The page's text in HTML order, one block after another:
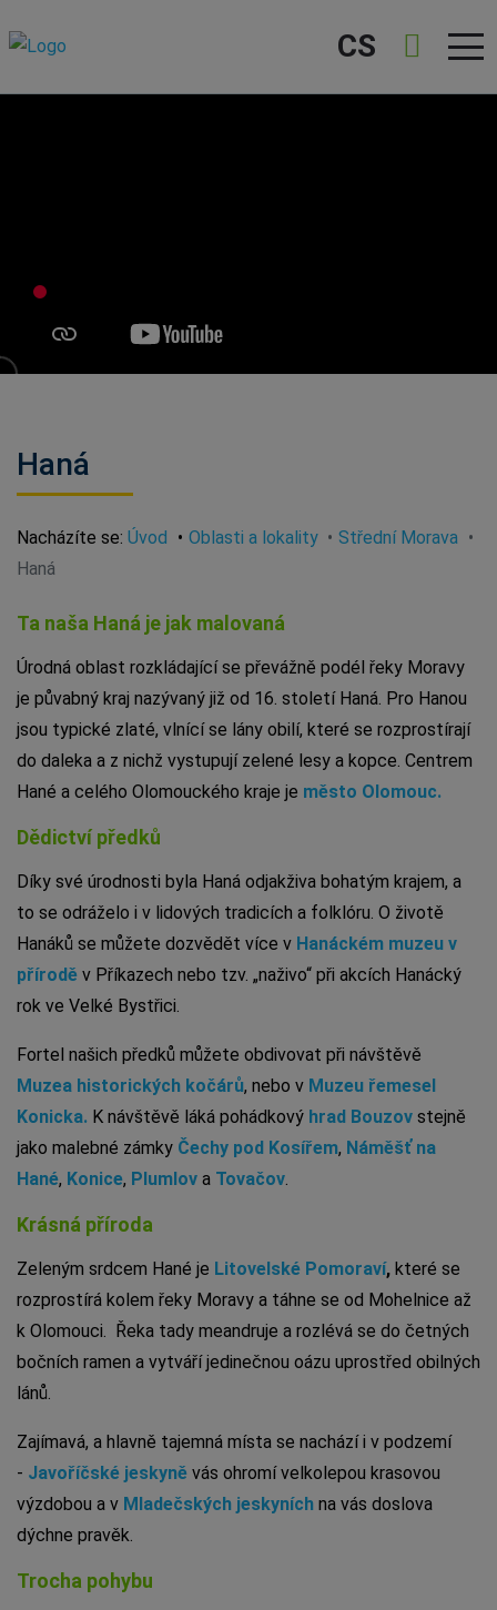
CS
Haná
Nacházíte se: Úvod Oblasti a lokality
Střední Morava
Haná
Ta naša Haná je jak malovaná
Úrodná oblast rozkládající se převážně podél řeky Moravy
je půvabný kraj nazývaný již od 16. století Haná. Pro Hanou
jsou typické zlaté, vlnící se lány obilí, které se rozprostírají
do daleka a z nichž vystupují zelené lesy a kopce. Centrem
Hané a celého Olomouckého kraje je město Olomouc.
Dědictví předků
Díky své úrodnosti byla Haná odjakživa bohatým krajem, a
to se odráželo i v lidových tradicích a folklóru. O životě
Hanáků se můžete dozvědět více v Hanáckém muzeu v
přírodě v Příkazech nebo tzv. „naživo“ při akcích Hanácký
rok ve Velké Bystřici.
Fortel našich předků můžete obdivovat při návštěvě
Muzea historických kočárů, nebo v Muzeu řemesel
Konicka. K návštěvě láká pohádkový hrad Bouzov stejně
jako malebné zámky Čechy pod Kosířem, Náměšť na
Hané, Konice, Plumlov a Tovačov.
Krásná příroda
Zeleným srdcem Hané je Litovelské Pomoraví, které se
rozprostírá kolem řeky Moravy a táhne se od Mohelnice až
k Olomouci. Řeka tady meandruje a rozlévá se do četných
bočních ramen a vytváří jedinečnou oázu uprostřed obilných
lánů.
Zajímavá, a hlavně tajemná místa se nachází i v podzemí
- Javoříčské jeskyně vás ohromí velkolepou krasovou
výzdobou a v Mladečských jeskyních na vás doslova
dýchne pravěk.
Trocha pohybu